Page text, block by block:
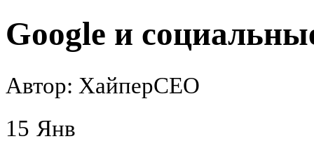
Google и
Автор: ХайперСЕО
15 Янв